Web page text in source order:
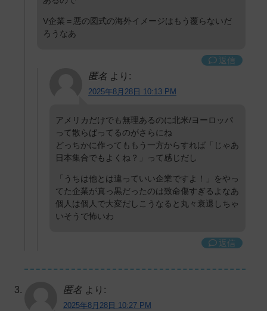
V企業＝悪の図式の海外イメージはもう覆らないだ
ろうなあ
返信
匿名 より:
2025年8月28日 10:13 PM
アメリカだけでも無理あるのに北米/ヨーロッパ
って散らばってるのがさらにね
どっちかに作ってももう一方からすれば「じゃあ
日本集合でもよくね？」って感じだし
「うちは他とは違っていい企業ですよ！」をやっ
てた企業が真っ黒だったのは致命傷すぎるよなあ
個人は個人で大変だしこうなると丸々衰退しちゃ
いそうで怖いわ
返信
匿名 より:
2025年8月28日 10:27 PM